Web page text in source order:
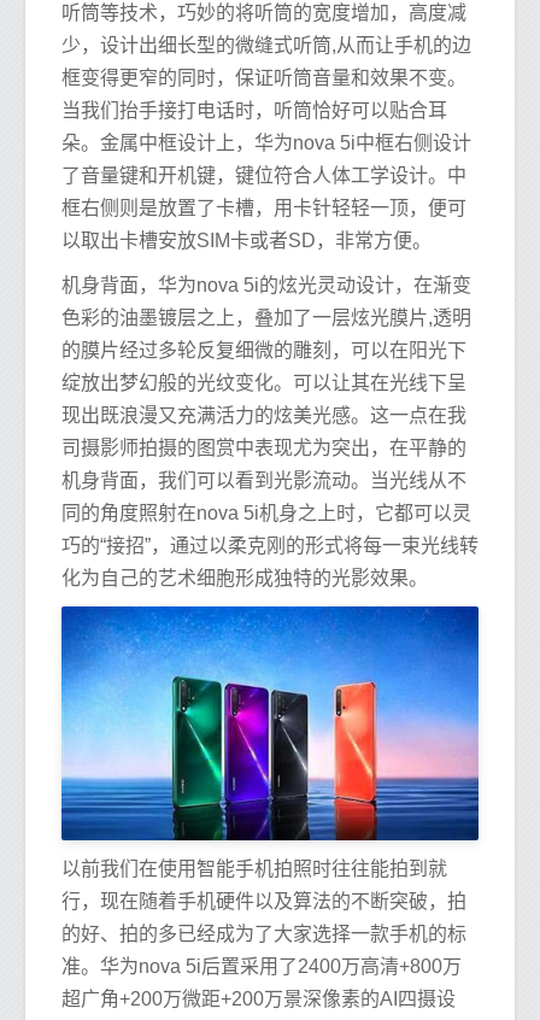
听筒等技术，巧妙的将听筒的宽度增加，高度减
少，设计出细长型的微缝式听筒,从而让手机的边
框变得更窄的同时，保证听筒音量和效果不变。
当我们抬手接打电话时，听筒恰好可以贴合耳
朵。金属中框设计上，华为nova 5i中框右侧设计
了音量键和开机键，键位符合人体工学设计。中
框右侧则是放置了卡槽，用卡针轻轻一顶，便可
以取出卡槽安放SIM卡或者SD，非常方便。
机身背面，华为nova 5i的炫光灵动设计，在渐变
色彩的油墨镀层之上，叠加了一层炫光膜片,透明
的膜片经过多轮反复细微的雕刻，可以在阳光下
绽放出梦幻般的光纹变化。可以让其在光线下呈
现出既浪漫又充满活力的炫美光感。这一点在我
司摄影师拍摄的图赏中表现尤为突出，在平静的
机身背面，我们可以看到光影流动。当光线从不
同的角度照射在nova 5i机身之上时，它都可以灵
巧的“接招”，通过以柔克刚的形式将每一束光线转
化为自己的艺术细胞形成独特的光影效果。
以前我们在使用智能手机拍照时往往能拍到就
行，现在随着手机硬件以及算法的不断突破，拍
的好、拍的多已经成为了大家选择一款手机的标
准。华为nova 5i后置采用了2400万高清+800万
超广角+200万微距+200万景深像素的AI四摄设